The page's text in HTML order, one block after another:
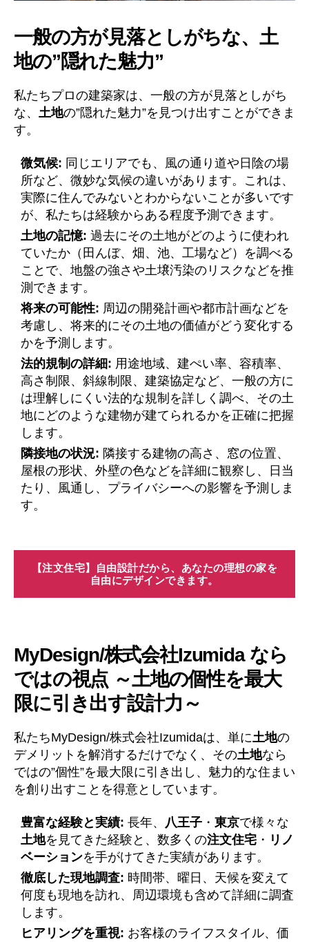
一般の方が見落としがちな、土
地の”隠れた魅力”
私たちプロの建築家は、一般の方が見落としがち
な、 土地の”隠れた魅力”を見つけ出すことができま
す。
微気候: 同じエリアでも、風の通り道や日陰の場
所など、微妙な気候の違いがあります。これは、
実際に住んでみないとわからないことが多いです
が、私たちは経験からある程度予測できます。
土地の記憶: 過去にその土地がどのように使われ
ていたか（田んぼ、畑、池、工場など）を調べる
ことで、地盤の強さや土壌汚染のリスクなどを推
測できます。
将来の可能性: 周辺の開発計画や都市計画などを
考慮し、将来的にその土地の価値がどう変化する
かを予測します。
法的規制の詳細: 用途地域、建ぺい率、容積率、
高さ制限、斜線制限、建築協定など、一般の方に
は理解しにくい法的な規制を詳しく調べ、その土
地にどのような建物が建てられるかを正確に把握
します。
隣接地の状況: 隣接する建物の高さ、窓の位置、
屋根の形状、外壁の色などを詳細に観察し、日当
たり、風通し、プライバシーへの影響を予測しま
す。
【注文住宅】自由設計だから、あなたの理想の家を
自由にデザインできます。
MyDesign/株式会社Izumida なら
ではの視点 ～土地の個性を最大
限に引き出す設計力～
私たちMyDesign/株式会社Izumidaは、単に土地の
デメリットを解消するだけでなく、その土地なら
ではの”個性”を最大限に引き出し、魅力的な住まい
を創り出すことを得意としています。
豊富な経験と実績: 長年、 八王子 ・ 東京で様々な
土地を見てきた経験と、数多くの注文住宅 ・ リノ
ベーションを手がけてきた実績があります。
徹底した現地調査: 時間帯、曜日、天候を変えて
何度も現地を訪れ、周辺環境も含めて詳細に調査
します。
ヒアリングを重視: お客様のライフスタイル、価